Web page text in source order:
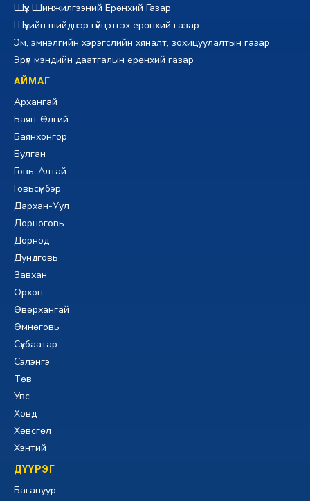
Шүүх Шинжилгээний Ерөнхий Газар
Шүүхийн шийдвэр гүйцэтгэх ерөнхий газар
Эм, эмнэлгийн хэрэгслийн хяналт, зохицуулалтын газар
Эрүүл мэндийн даатгалын ерөнхий газар
АЙМАГ
Архангай
Баян-Өлгий
Баянхонгор
Булган
Говь-Алтай
Говьсүмбэр
Дархан-Уул
Дорноговь
Дорнод
Дундговь
Завхан
Орхон
Өвөрхангай
Өмнөговь
Сүхбаатар
Сэлэнгэ
Төв
Увс
Ховд
Хөвсгөл
Хэнтий
ДҮҮРЭГ
Багануур